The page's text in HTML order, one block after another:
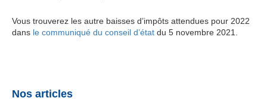
Vous trouverez les autre baisses d’impôts attendues pour 2022
dans le communiqué du conseil d’état du 5 novembre 2021.
Nos articles